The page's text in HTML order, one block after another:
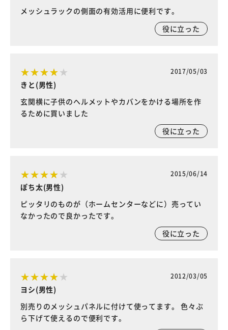
メッシュラックの側面の有効活用に便利です。
役に立った
2017/05/03
きと(男性)
玄関横に子供のヘルメットやカバンをかける場所を作
るために買いました
役に立った
2015/06/14
ぽち太(男性)
ピッタリのものが（ホームセンターなどに）売ってい
なかったので良かったです。
役に立った
2012/03/05
ヨシ(男性)
別売りのメッシュパネルに付けて使ってます。 色々ぶ
ら下げて使えるので便利です。